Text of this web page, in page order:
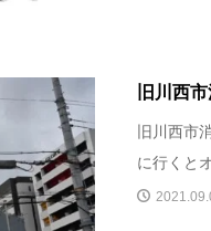
旧川西
旧川西市
に行くと